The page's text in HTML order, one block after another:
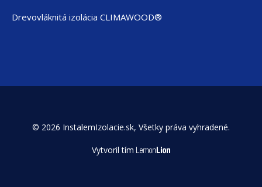
Drevovláknitá izolácia CLIMAWOOD®
© 2026 InstalemIzolacie.sk, Všetky práva vyhradené.
Vytvoril tím